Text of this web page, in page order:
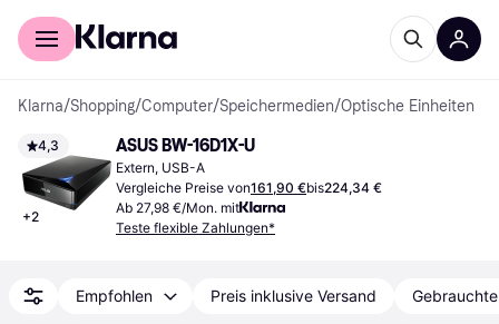
Für Shopper
Klarna/Shopping/Computer/Speichermedien/Optische Einheiten
4,3
+2
ASUS BW-16D1X-U
Extern, USB-A
Vergleiche Preise von161,90 €bis224,34 €
Ab 27,98 €/Mon. mit
Teste flexible Zahlungen*
Empfohlen Preis inklusive Versand